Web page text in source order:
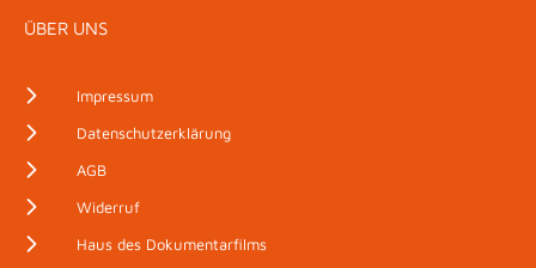
ÜBER UNS
Impressum
Datenschutzerklärung
AGB
Widerruf
Haus des Dokumentarfilms